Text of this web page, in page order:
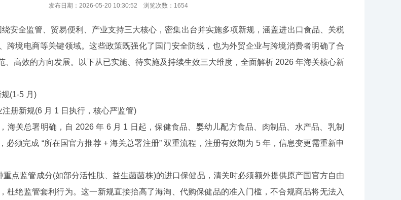
发布日期：2026-05-20 10:30:52 浏览次数： 1654
全监管、贸易便利、产业支持三大核心，密集出台并实施多项新规，涵盖进出口食品、关税
跨境电商等关键领域。这些政策既强化了国门安全防线，也为外贸企业与跨境消费者明确了合
、高效的方向发展。以下从已实施、待实施及持续生效三大维度，全面解析 2026 年海关核心新
(1-5 月)
新规(6 月 1 日执行，核心严监管)
关总署明确，自 2026 年 6 月 1 日起，保健食品、婴幼儿配方食品、肉制品、水产品、乳制
必须完成 “所在国官方推荐 + 海关总署注册” 双重流程，注册有效期为 5 年，信息变更需重新申
监管成分(如部分活性肽、益生菌菌株)的进口保健品，清关时必须额外提供原产国官方自由
杜绝监管套利行为。这一新规直接抬高了海淘、代购保健品的准入门槛，不合规商品将无法入